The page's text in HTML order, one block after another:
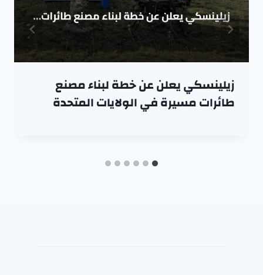
زيلينسكي يعلن عن خطة لبناء مصنع
طائرات مسيرة في الولايات المتحدة